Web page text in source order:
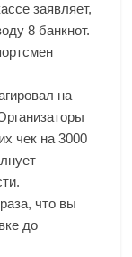
заявляет,
8 банкнот.
на
чек на 3000
что вы
до